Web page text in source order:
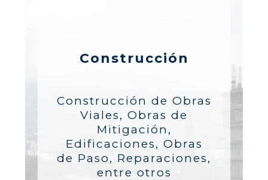
Construcción
Construcción de Obras
Viales, Obras de
Mitigación,
Edificaciones, Obras
de Paso, Reparaciones,
entre otros